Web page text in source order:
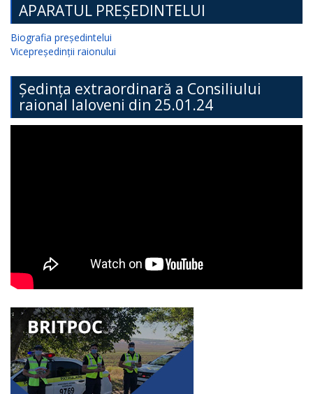
APARATUL PREȘEDINTELUI
Biografia președintelui
Vicepreședinții raionului
Ședința extraordinară a Consiliului
raional Ialoveni din 25.01.24